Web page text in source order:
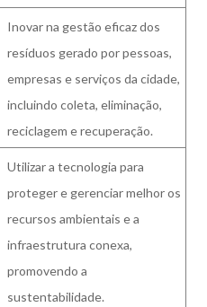
Inovar na gestão eficaz dos
resíduos gerado por pessoas,
empresas e serviços da cidade,
incluindo coleta, eliminação,
reciclagem e recuperação.
Utilizar a tecnologia para
proteger e gerenciar melhor os
recursos ambientais e a
infraestrutura conexa,
promovendo a
sustentabilidade.